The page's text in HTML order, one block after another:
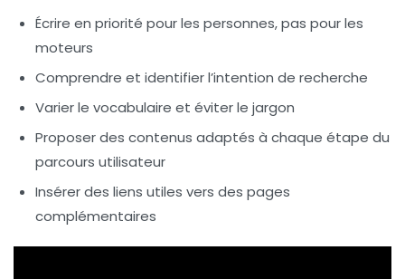
Écrire en priorité pour les personnes, pas pour les
moteurs
Comprendre et identifier l’intention de recherche
Varier le vocabulaire et éviter le jargon
Proposer des contenus adaptés à chaque étape du
parcours utilisateur
Insérer des liens utiles vers des pages
complémentaires